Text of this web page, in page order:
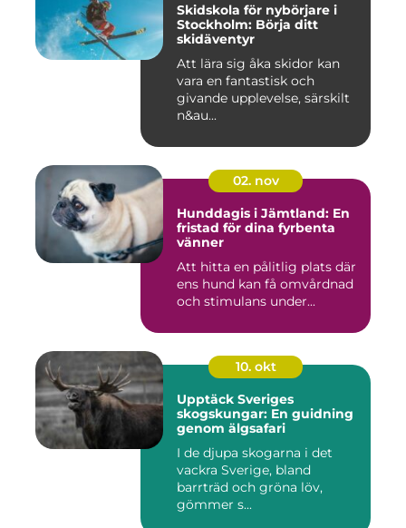
Skidskola för nybörjare i
Stockholm: Börja ditt
skidäventyr
Att lära sig åka skidor kan
vara en fantastisk och
givande upplevelse, särskilt
n&au...
02. nov
Hunddagis i Jämtland: En
fristad för dina fyrbenta
vänner
Att hitta en pålitlig plats där
ens hund kan få omvårdnad
och stimulans under...
10. okt
Upptäck Sveriges
skogskungar: En guidning
genom älgsafari
I de djupa skogarna i det
vackra Sverige, bland
barrträd och gröna löv,
gömmer s...